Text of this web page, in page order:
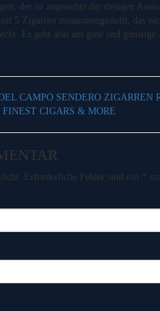
der ist angesichts der riesigen
5 Zigarren zusammengestellt, das
Es geht also um gute und
CAMPO SENDERO ZIGARREN
CIGARS & MORE
Erforderliche Felder sind mit *